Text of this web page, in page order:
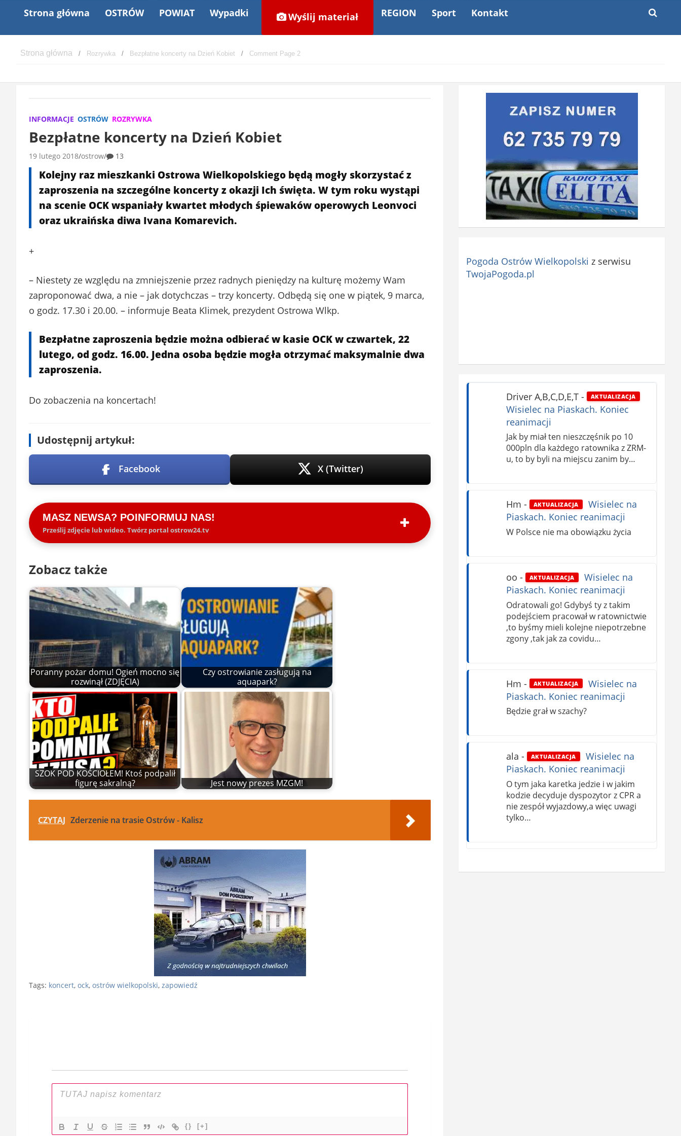
Strona główna OSTRÓW POWIAT Wypadki Wyślij materiał REGION Sport Kontakt
Rozrywka Bezpłatne koncerty na Dzień Kobiet Comment Page 2
INFORMACJE OSTRÓW ROZRYWKA
Bezpłatne koncerty na Dzień Kobiet
19 lutego 2018 ostrow 13
Kolejny raz mieszkanki Ostrowa Wielkopolskiego będą mogły skorzystać z
zaproszenia na szczególne koncerty z okazji Ich święta. W tym roku wystąpi
na scenie OCK wspaniały kwartet młodych śpiewaków operowych Leonvoci
oraz ukraińska diwa Ivana Komarevich.
+
– Niestety ze względu na zmniejszenie przez radnych pieniędzy na kulturę możemy Wam
zaproponować dwa, a nie – jak dotychczas – trzy koncerty. Odbędą się one w piątek, 9 marca,
o godz. 17.30 i 20.00. – informuje Beata Klimek, prezydent Ostrowa Wlkp.
Bezpłatne zaproszenia będzie można odbierać w kasie OCK w czwartek, 22
lutego, od godz. 16.00. Jedna osoba będzie mogła otrzymać maksymalnie dwa
zaproszenia.
Do zobaczenia na koncertach!
Udostępnij artykuł:
Facebook X (Twitter)
MASZ NEWSA? POINFORMUJ NAS!
Prześlij zdjęcie lub wideo. Twórz portal ostrow24.tv
Zobacz także
Poranny pożar domu! Ogień mocno się
rozwinął (ZDJĘCIA)
Czy ostrowianie zasługują na
aquapark?
SZOK POD KOŚCIOŁEM! Ktoś podpalił
figurę sakralną?
Jest nowy prezes MZGM!
CZYTAJ Zderzenie na trasie Ostrów - Kalisz
Tags: koncert, ock, ostrów wielkopolski, zapowiedź
{} [+]
Pogoda Ostrów Wielkopolski z serwisu
TwojaPogoda.pl
Driver A,B,C,D,E,T- AKTUALIZACJA
Wisielec na Piaskach. Koniec
reanimacji
Jak by miał ten nieszczęśnik po 10
000pln dla każdego ratownika z ZRM-
u, to by byli na miejscu zanim by…
Hm - AKTUALIZACJA
Wisielec na
Piaskach. Koniec reanimacji
W Polsce nie ma obowiązku życia
oo - AKTUALIZACJA
Wisielec na
Piaskach. Koniec reanimacji
Odratowali go! Gdybyś ty z takim
podejściem pracował w ratownictwie
,to byśmy mieli kolejne niepotrzebne
zgony ,tak jak za covidu…
Hm - AKTUALIZACJA
Wisielec na
Piaskach. Koniec reanimacji
Będzie grał w szachy?
ala - AKTUALIZACJA
Wisielec na
Piaskach. Koniec reanimacji
O tym jaka karetka jedzie i w jakim
kodzie decyduje dyspozytor z CPR a
nie zespół wyjazdowy,a więc uwagi
tylko…